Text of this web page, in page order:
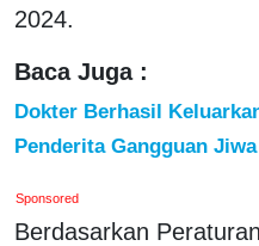
2024.
Baca Juga :
Dokter Berhasil
Penderita Gangguan
Sponsored
Berdasarkan